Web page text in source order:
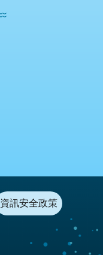
資訊安全政策